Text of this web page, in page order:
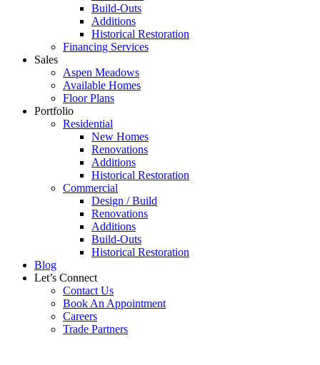
Build-Outs
Additions
Historical Restoration
Financing Services
Sales
Aspen Meadows
Available Homes
Floor Plans
Portfolio
Residential
New Homes
Renovations
Additions
Historical Restoration
Commercial
Design / Build
Renovations
Additions
Build-Outs
Historical Restoration
Blog
Let’s Connect
Contact Us
Book An Appointment
Careers
Trade Partners